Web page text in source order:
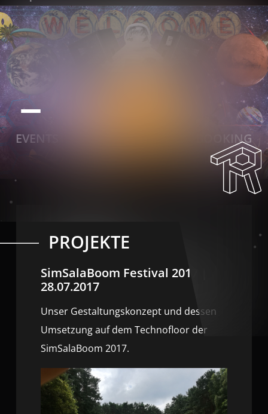
EVENTS BOOKING
PROJEKTE
SimSalaBoom Festival 2017 |
28.07.2017
Unser Gestaltungskonzept und dessen
Umsetzung auf dem Technofloor der
SimSalaBoom 2017.